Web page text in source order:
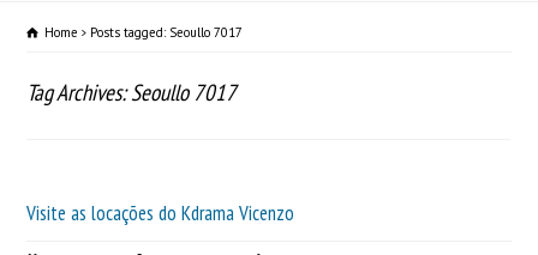
Home Posts tagged: Seoullo 7017
Tag Archives: Seoullo 7017
Visite as locações do Kdrama Vicenzo